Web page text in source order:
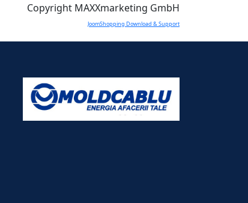
Copyright MAXXmarketing GmbH
JoomShopping Download & Support